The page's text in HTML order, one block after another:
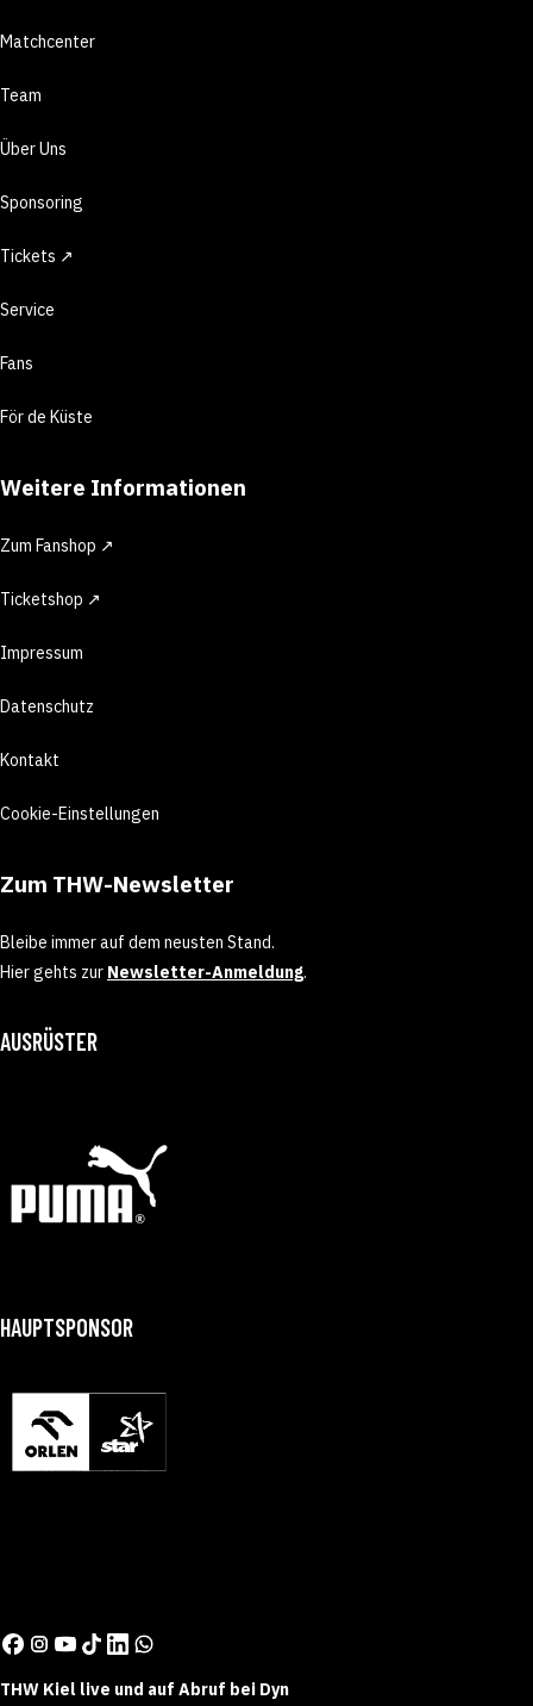
Matchcenter
Team
Über Uns
Sponsoring
Tickets ↗
Service
Fans
För de Küste
Weitere Informationen
Zum Fanshop ↗
Ticketshop ↗
Impressum
Datenschutz
Kontakt
Cookie-Einstellungen
Zum THW-Newsletter
Bleibe immer auf dem neusten Stand.
Hier gehts zur Newsletter-Anmeldung.
AUSRÜSTER
HAUPTSPONSOR
THW Kiel live und auf Abruf bei Dyn